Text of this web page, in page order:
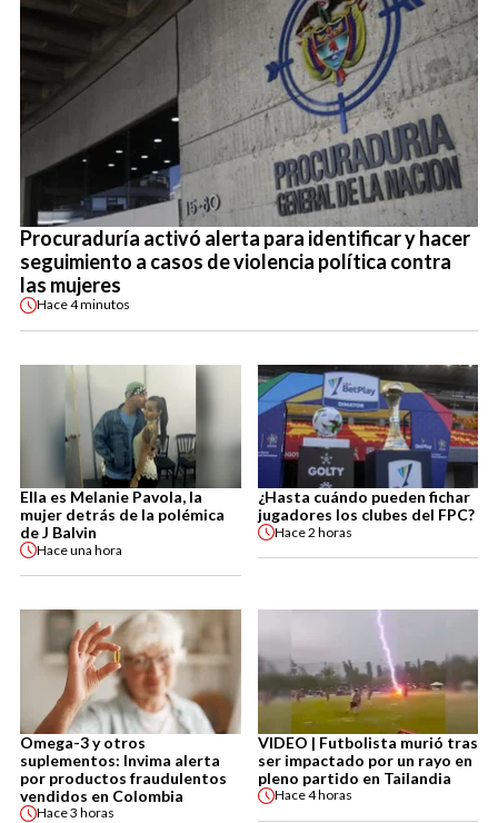
Procuraduría activó alerta para identificar y hacer
seguimiento a casos de violencia política contra
las mujeres
Hace4 minutos
Ella es Melanie Pavola, la
mujer detrás de la polémica
de J Balvin
Haceuna hora
¿Hasta cuándo pueden fichar
jugadores los clubes del FPC?
Hace2 horas
Omega-3 y otros
suplementos: Invima alerta
por productos fraudulentos
vendidos en Colombia
Hace3 horas
VIDEO | Futbolista murió tras
ser impactado por un rayo en
pleno partido en Tailandia
Hace4 horas